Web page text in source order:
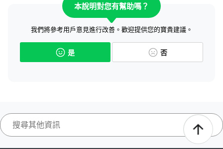
本說明對您有幫助嗎？
我們將參考用戶意見進行改善。歡迎提供您的寶貴建議。
是 否